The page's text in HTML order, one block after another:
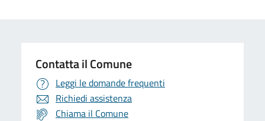
Contatta il Comune
Leggi le domande frequenti
Richiedi assistenza
Chiama il Comune